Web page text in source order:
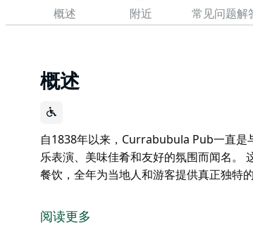
概述 附近 常见问题解
概述
自1838年以来，Currabubula Pub一直是
乐表演、美味佳肴和友好的氛围而闻名。
餐饮，全年为当地人和游客提供真正独特的
乐表演、美味佳肴和友好的氛围而闻名。
阅读更多